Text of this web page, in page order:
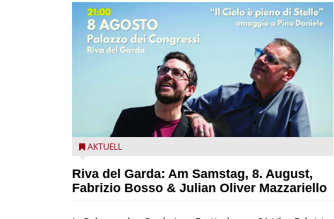
Fabrizio Bosso & Julian Oliver Mazzariello zu Gast beim
AKTUELL
Riva del Garda: Am Samstag, 8. August,
Fabrizio Bosso & Julian Oliver Mazzariello